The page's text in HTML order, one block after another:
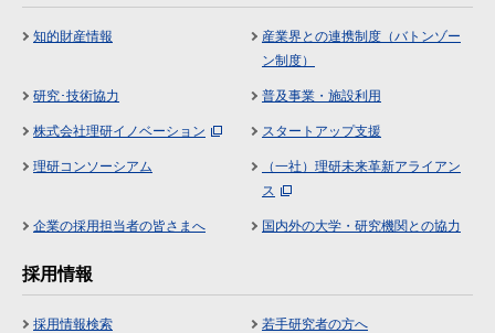
知的財産情報
産業界との連携制度（バトンゾー
ン制度）
研究･技術協力 普及事業・施設利用
株式会社理研イノベーション スタートアップ支援
理研コンソーシアム
（一社）理研未来革新アライアン
ス
企業の採用担当者の皆さまへ 国内外の大学・研究機関との協力
採用情報
採用情報検索 若手研究者の方へ